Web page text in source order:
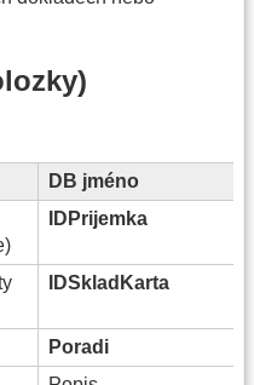
DB jméno
IDPrijemka
IDSkladKarta
Poradi